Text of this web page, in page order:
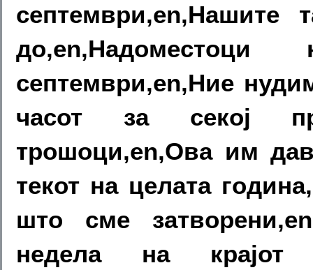
септември,en,Нашите
септември,en,Ние
часот за секој
трошоци,en,Ова им
текот на целата
што сме
недела на